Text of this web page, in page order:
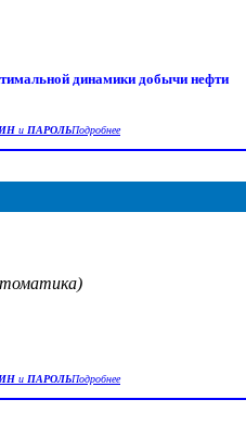
динамики добычи нефти
и ПАРОЛЬПодробнее
и ПАРОЛЬПодробнее